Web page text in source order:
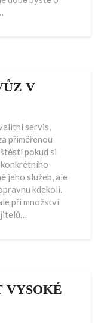
V
servis,
přiměřenou
pokud si
jeho služeb, ale
kdekoli.
při množství
VYSOKÉ